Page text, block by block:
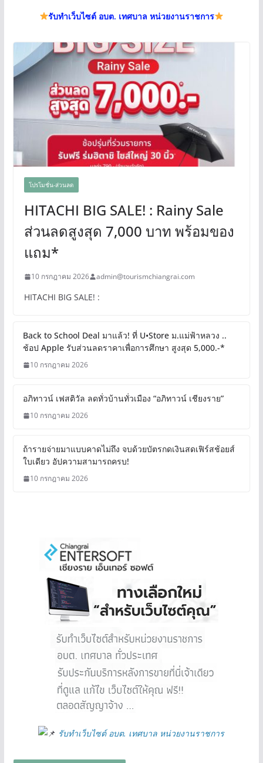
รับทำเว็บไซต์ อบต. เทศบาล หน่วยงานราชการ
โปรโมชั่น-ส่วนลด
HITACHI BIG SALE! : Rainy Sale
ส่วนลดสูงสุด 7,000 บาท พร้อมของ
แถม*
10 กรกฎาคม 2026 admin@tourismchiangrai.com
HITACHI BIG SALE! :
Back to School Deal มาแล้ว! ที่ U•Store ม.แม่ฟ้าหลวง ..
ช้อป Apple รับส่วนลดราคาเพื่อการศึกษา สูงสุด 5,000.-*
10 กรกฎาคม 2026
อภิทาวน์ เฟสติวัล ลดทั่วบ้านทั่วเมือง “อภิทาวน์ เชียงราย”
10 กรกฎาคม 2026
ถ้ารายจ่ายมาแบบคาดไม่ถึง จบด้วยบัตรกดเงินสดเฟิร์สช้อยส์
ใบเดียว อัปความสามารถครบ!
10 กรกฎาคม 2026
รับทำเว็บไซต์ อบต. เทศบาล หน่วยงานราชการ